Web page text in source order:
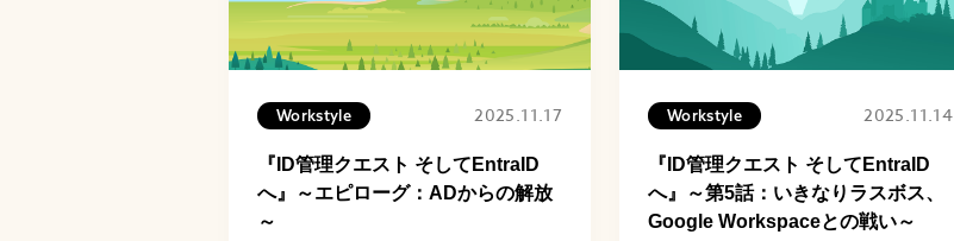
Workstyle 2025.11.17
『ID管理クエスト そしてEntraID
へ』～エピローグ：ADからの解放
～
Workstyle 2025.11.14
『ID管理クエスト そしてEntraID
へ』～第5話：いきなりラスボス、
Google Workspaceとの戦い～